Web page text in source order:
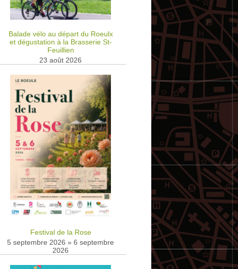
Balade vélo au départ du Roeulx
et dégustation à la Brasserie St-
Feuillien
23 août 2026
Festival de la Rose
5 septembre 2026 » 6 septembre
2026